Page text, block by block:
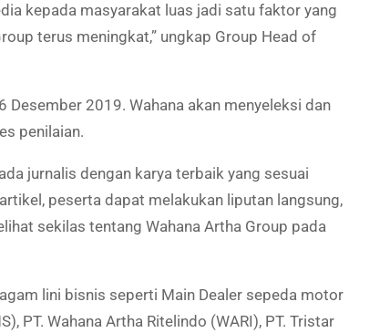
kepada masyarakat luas jadi satu faktor yang
terus meningkat,” ungkap Group Head of
2019. Wahana akan menyeleksi dan
penilaian.
jurnalis dengan karya terbaik yang sesuai
peserta dapat melakukan liputan langsung,
sekilas tentang Wahana Artha Group pada
lini bisnis seperti Main Dealer sepeda motor
PT. Wahana Artha Ritelindo (WARI), PT. Tristar